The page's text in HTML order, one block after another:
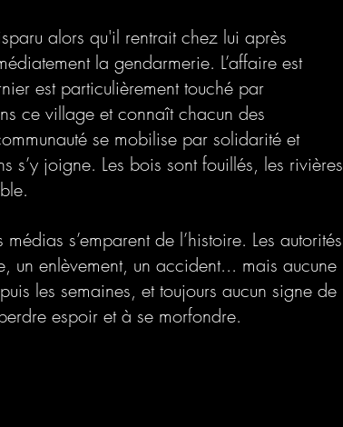
alors qu'il rentrait chez lui après
la gendarmerie. L’affaire est
est particulièrement touché par
ce village et connaît chacun des
se mobilise par solidarité et
s’y joigne. Les bois sont fouillés, les rivières
s’emparent de l’histoire. Les autorités
un enlèvement, un accident... mais aucune
les semaines, et toujours aucun signe de
espoir et à se morfondre.